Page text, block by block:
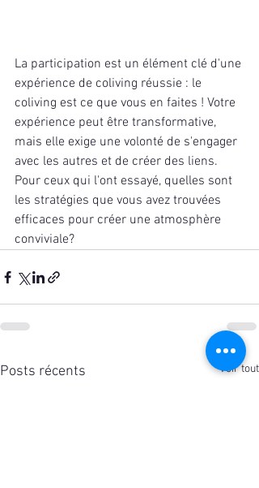
La participation est un élément clé d'une
expérience de coliving réussie : le
coliving est ce que vous en faites ! Votre
expérience peut être transformative,
mais elle exige une volonté de s'engager
avec les autres et de créer des liens.
Pour ceux qui l'ont essayé, quelles sont
les stratégies que vous avez trouvées
efficaces pour créer une atmosphère
conviviale?
Posts récents Voir tout